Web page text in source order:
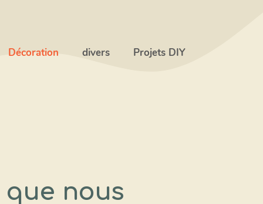
Décoration divers Projets DIY
nous